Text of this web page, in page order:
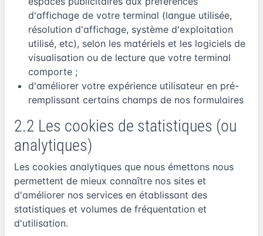
d'affichage de votre terminal (langue utilisée,
résolution d'affichage, système d'exploitation
utilisé, etc), selon les matériels et les logiciels de
visualisation ou de lecture que votre terminal
comporte ;
d'améliorer votre expérience utilisateur en pré-
remplissant certains champs de nos formulaires
2.2 Les cookies de statistiques (ou
analytiques)
Les cookies analytiques que nous émettons nous
permettent de mieux connaître nos sites et
d'améliorer nos services en établissant des
statistiques et volumes de fréquentation et
d'utilisation.